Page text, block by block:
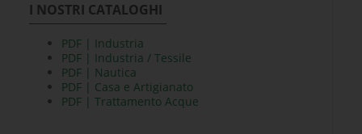
I NOSTRI CATALOGHI
PDF | Industria
PDF | Industria / Tessile
PDF | Nautica
PDF | Casa e Artigianato
PDF | Trattamento Acque